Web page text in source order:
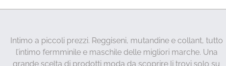
Intimo a piccoli prezzi. Reggiseni, mutandine e collant, tutto
l’intimo fermminile e maschile delle migliori marche. Una
grande scelta di prodotti moda da scoprire li trovi solo su